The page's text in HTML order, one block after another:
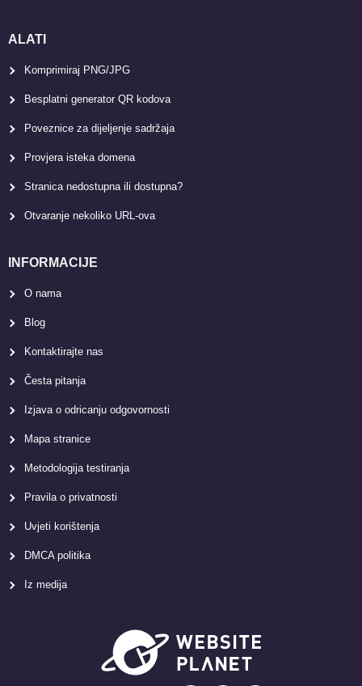
ALATI
Komprimiraj PNG/JPG
Besplatni generator QR kodova
Poveznice za dijeljenje sadržaja
Provjera isteka domena
Stranica nedostupna ili dostupna?
Otvaranje nekoliko URL-ova
INFORMACIJE
O nama
Blog
Kontaktirajte nas
Česta pitanja
Izjava o odricanju odgovornosti
Mapa stranice
Metodologija testiranja
Pravila o privatnosti
Uvjeti korištenja
DMCA politika
Iz medija